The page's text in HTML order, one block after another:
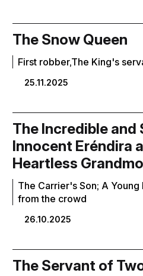
The Snow Queen
First robber,The King's
25.11.2025
The Incredible and
Innocent Eréndira
Heartless
The Carrier's Son; A
from the crowd
26.10.2025
The Servant of